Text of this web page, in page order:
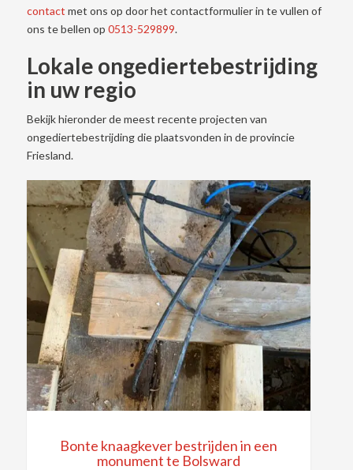
contact met ons op door het contactformulier in te vullen of
ons te bellen op 0513-529899.
Lokale ongediertebestrijding
in uw regio
Bekijk hieronder de meest recente projecten van
ongediertebestrijding die plaatsvonden in de provincie
Friesland.
Bonte knaagkever bestrijden in een
monument te Bolsward